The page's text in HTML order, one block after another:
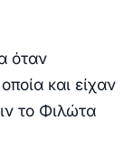
όταν
και είχαν
το Φιλώτα